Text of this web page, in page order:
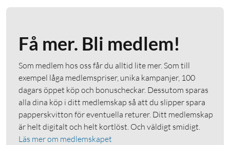
Få mer. Bli medlem!
Som medlem hos oss får du alltid lite mer. Som till
exempel låga medlemspriser, unika kampanjer, 100
dagars öppet köp och bonuscheckar. Dessutom sparas
alla dina köp i ditt medlemskap så att du slipper spara
papperskvitton för eventuella returer. Ditt medlemskap
är helt digitalt och helt kortlöst. Och väldigt smidigt.
Läs mer om medlemskapet